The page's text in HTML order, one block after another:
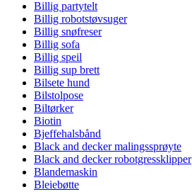
Billig partytelt
Billig robotstøvsuger
Billig snøfreser
Billig sofa
Billig speil
Billig sup brett
Bilsete hund
Bilstolpose
Biltørker
Biotin
Bjeffehalsbånd
Black and decker malingssprøyte
Black and decker robotgressklipper
Blandemaskin
Bleiebøtte